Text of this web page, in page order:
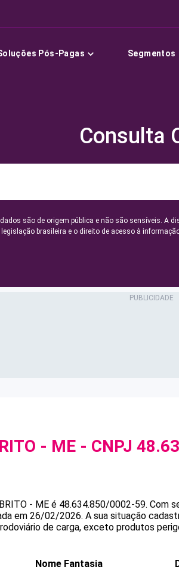
Pós-Pagas Segmentos
Consulta
são de origem pública e não são sensíveis. A
legislação brasileira e o direito de acesso à
- ME - CNPJ
- ME é 48.634.850/0002-59. Com
em 26/02/2026. A sua situação
de carga, exceto produtos
Nome Fantasia